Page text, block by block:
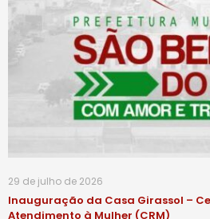
29 de julho de 2026
Inauguração da Casa Girassol –
Atendimento à Mulher (CRM)